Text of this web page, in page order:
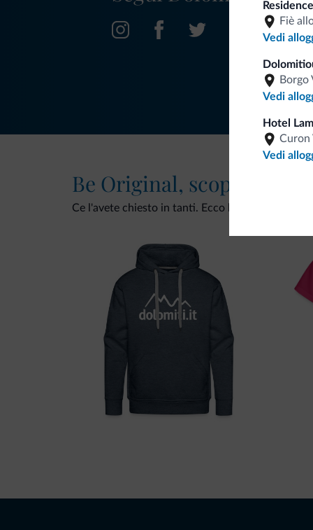
Fiè
Vedi
Borgo
Vedi
Hotel
Curon
Vedi
Be Original, scopri la
Ce l'avete chiesto in tanti. Ecco la nuova